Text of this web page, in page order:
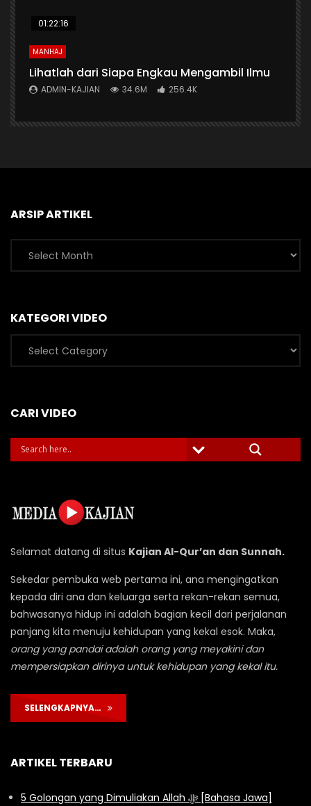
01:22:16
MANHAJ
Lihatlah dari Siapa Engkau Mengambil Ilmu
ADMIN-KAJIAN 34.6M 256.4K
ARSIP ARTIKEL
Arsip
Artikel
KATEGORI VIDEO
Kategori
Video
CARI VIDEO
Selamat datang di situs Kajian Al-Qur’an dan Sunnah.
Sekedar pembuka web pertama ini, ana mengingatkan
kepada diri ana dan keluarga serta rekan-rekan semua,
bahwasanya hidup ini adalah bagian kecil dari perjalanan
panjang kita menuju kehidupan yang kekal esok. Maka,
orang yang pandai adalah orang yang meyakini dan
mempersiapkan dirinya untuk kehidupan yang kekal itu.
SELENGKAPNYA…
ARTIKEL TERBARU
5 Golongan yang Dimuliakan Allah ﷻ [Bahasa Jawa]